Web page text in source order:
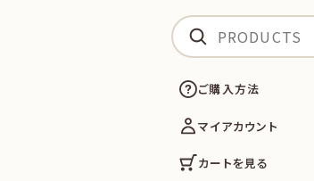
ご購入方法
マイアカウント
カートを見る